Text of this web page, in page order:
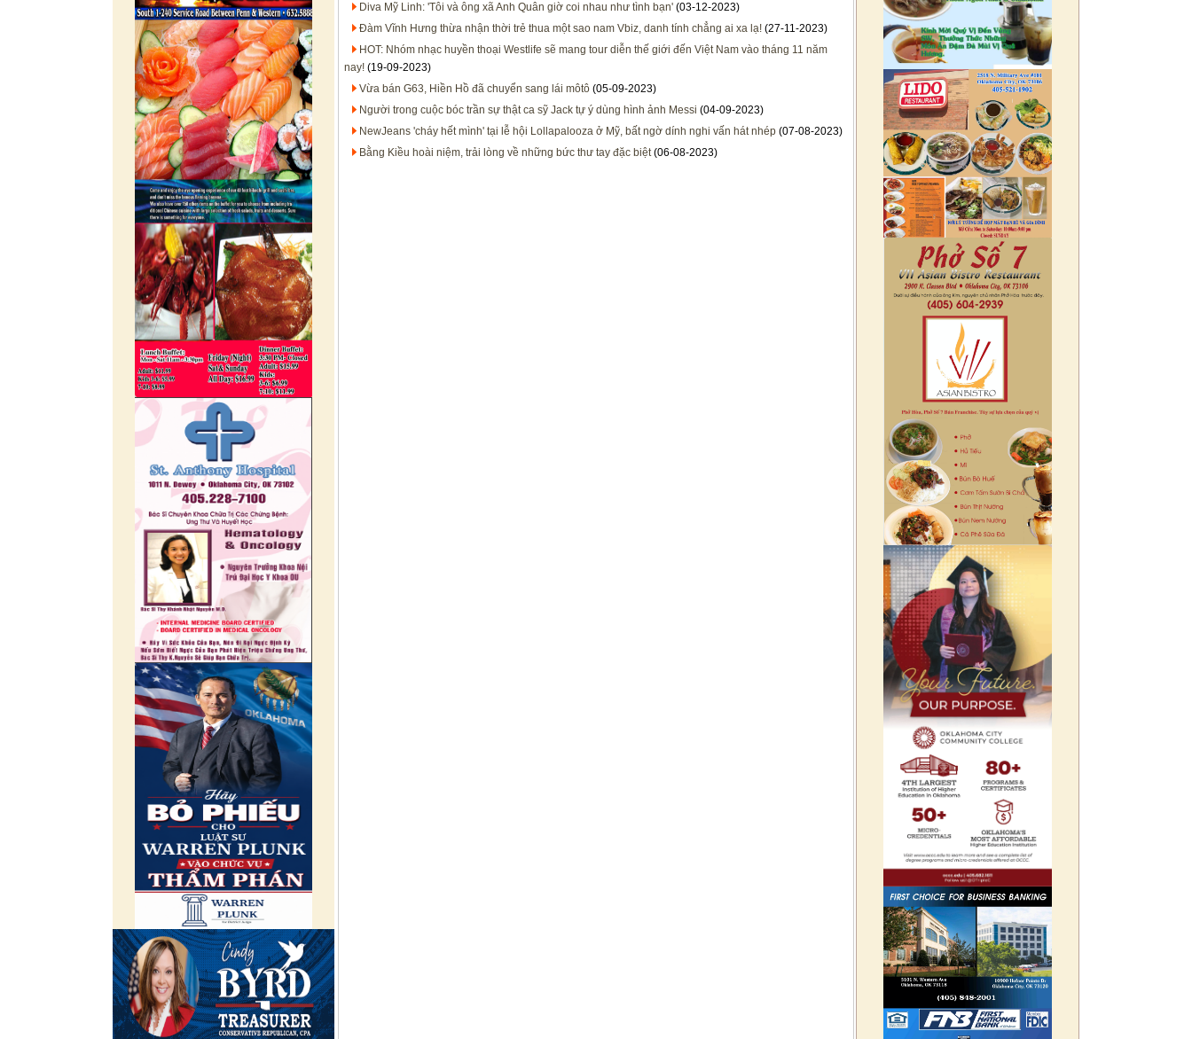
Diva Mỹ Linh: 'Tôi và ông xã Anh Quân giờ coi nhau như tình bạn' (03-12-2023)
Đàm Vĩnh Hưng thừa nhận thời trẻ thua một sao nam Vbiz, danh tính chẳng ai xa lạ! (27-11-2023)
HOT: Nhóm nhạc huyền thoại Westlife sẽ mang tour diễn thế giới đến Việt Nam vào tháng 11 năm
nay! (19-09-2023)
Vừa bán G63, Hiền Hồ đã chuyển sang lái môtô (05-09-2023)
Người trong cuộc bóc trần sự thật ca sỹ Jack tự ý dùng hình ảnh Messi (04-09-2023)
NewJeans 'cháy hết mình' tại lễ hội Lollapalooza ở Mỹ, bất ngờ dính nghi vấn hát nhép (07-08-2023)
Bằng Kiều hoài niệm, trải lòng về những bức thư tay đặc biệt(06-08-2023)